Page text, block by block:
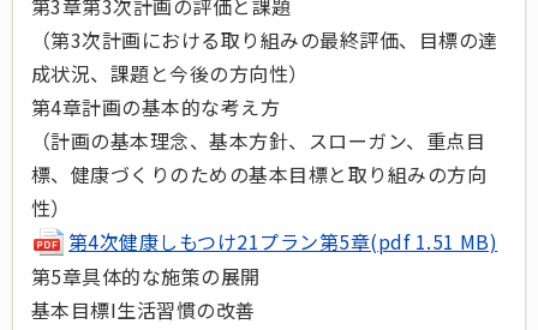
第3章第3次計画の評価と課題
（第3次計画における取り組みの最終評価、目標の達
成状況、課題と今後の方向性）
第4章計画の基本的な考え方
（計画の基本理念、基本方針、スローガン、重点目
標、健康づくりのための基本目標と取り組みの方向
性）
第4次健康しもつけ21プラン第5章(pdf 1.51 MB)
第5章具体的な施策の展開
基本目標I生活習慣の改善